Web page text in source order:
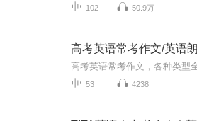
102 50.9万
高考英语常考作文/英语
53 4238